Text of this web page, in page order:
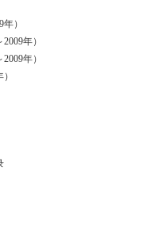
）
年）
年）